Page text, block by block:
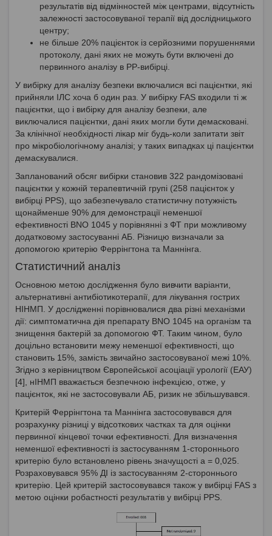
результатів від відмінностей між центрами, відсутність
залежності застосовуваної терапії від дослідницького
центру;
не більше 20% пацієнток із серйозними порушеннями
протоколу, дані яких не можуть бути включені до
первинного аналізу в РР-вибірці.
У вибірку для аналізу безпеки включалися всі пацієнтки, які
прийняли ІЛС хоча б один раз. У вибірку FAS входили ті ж
пацієнтки, що і вибірку для аналізу безпеки, але
виключалися пацієнтки, дані яких могли бути демасковані.
За клінічної необхідності лікар міг будь-коли запитати звіт
про мікробіологічному аналізі; у таких випадках ці пацієнтки
демаскувалися.
Запланований обсяг вибірки становив 322 рандомізовані
пацієнтки у кожній терапевтичній групі (258 пацієнток у
вибірці PPS), що забезпечувало статистичну потужність
щонайменше 90% для демонстрації неменшої
ефективності BNO 1045 у порівнянні з ФТ при можливому
додатковому застосуванні АБ. Різницю визначали за
допомогою критерію Феррінгтона та Маннінга.
Статистичний аналіз
Основною метою дослідження було вивчити варіанти,
альтернативні антибіотикотерапії, для лікування гострих
НІНМП. У дослідженні порівнювалися два різні механізми
дії: симптоматична дія препарату BNO 1045 на організм та
знищення бактерій за допомогою ФТ. Таким чином, було
доцільно встановити межу неменшої ефективності, що
становить 15%, замість звичайно застосовуваної межі 10%.
Згідно з керівництвом Європейської асоціації урології (ЕАУ)
[4], нІНМП вважається безпечною інфекцією, отже, у
пацієнток, які не застосовували АБ, ризик не збільшувався.
Критерій Феррінгтона та Маннінга застосовувався для
розрахунку різниці у відсоткових частках та для оцінки
первинної кінцевої точки ефективності. Для визначення
неменшої ефективності із застосуванням 1-стороннього
критерію було встановлено рівень значущості а = 0,025.
Розраховувався 95% ДІ із застосуванням 2-стороннього
критерію. Цей критерій застосовувався також у вибірці FAS з
метою оцінки робастності результатів у вибірці PPS.